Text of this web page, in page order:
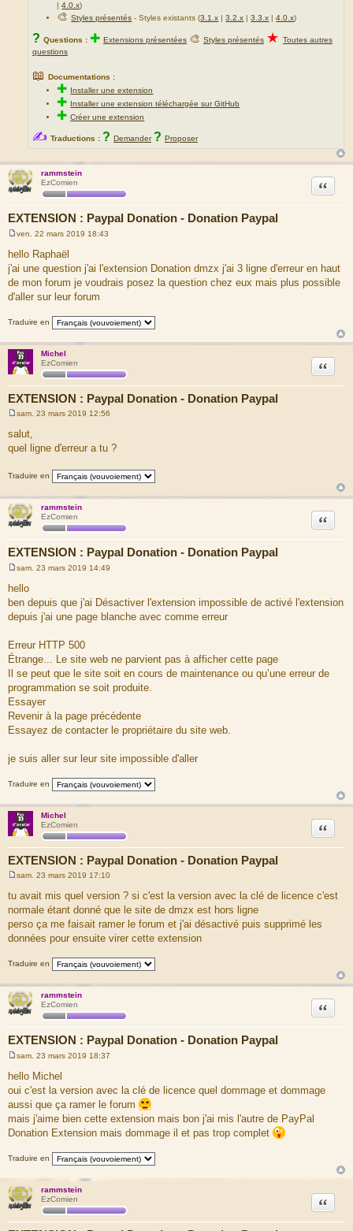
|4.0.x)
🎨Styles présentés - Styles existants (3.1.x |3.2.x |3.3.x |4.0.x)
? Questions : ✚ Extensions présentées 🎨 Styles présentés ★ Toutes autres
questions
📖 Documentations :
✚ Installer une extension
✚ Installer une extension téléchargée sur GitHub
✚Créer une extension
✍ Traductions : ? Demander ? Proposer
rammstein
EzComien
EXTENSION : Paypal Donation - Donation Paypal
Citation
e
s
s
g
e
ven. 22 mars 2019 18:43
hello Raphaël
j'ai une question j'ai l'extension Donation dmzx j'ai 3 ligne d'erreur en haut
de mon forum je voudrais posez la question chez eux mais plus possible
d'aller sur leur forum
Traduire en
Michel
EzComien
EXTENSION : Paypal Donation - Donation Paypal
Citation
e
s
s
e
sam. 23 mars 2019 12:56
salut,
quel ligne d'erreur a tu ?
Traduire en
rammstein
EzComien
EXTENSION : Paypal Donation - Donation Paypal
Citation
e
s
s
g
sam. 23 mars 2019 14:49
hello
ben depuis que j'ai Désactiver l'extension impossible de activé l'extension
depuis j'ai une page blanche avec comme erreur
Erreur HTTP 500
Étrange... Le site web ne parvient pas à afficher cette page
Il se peut que le site soit en cours de maintenance ou qu’une erreur de
programmation se soit produite.
Essayer
Revenir à la page précédente
Essayez de contacter le propriétaire du site web.
je suis aller sur leur site impossible d'aller
Traduire en
Michel
EzComien
EXTENSION : Paypal Donation - Donation Paypal
Citation
e
s
s
a
g
e
sam. 23 mars 2019 17:10
tu avait mis quel version ? si c'est la version avec la clé de licence c'est
normale étant donné que le site de dmzx est hors ligne
perso ça me faisait ramer le forum et j'ai désactivé puis supprimé les
données pour ensuite virer cette extension
Traduire en
rammstein
EzComien
EXTENSION : Paypal Donation - Donation Paypal
Citation
e
s
s
g
e
sam. 23 mars 2019 18:37
hello Michel
oui c'est la version avec la clé de licence quel dommage et dommage
aussi que ça ramer le forum
mais j'aime bien cette extension mais bon j'ai mis l'autre de PayPal
Donation Extension mais dommage il et pas trop complet
Traduire en
rammstein
EzComien
Citation